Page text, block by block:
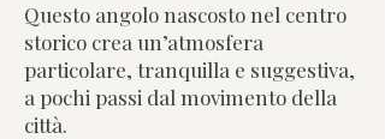
Questo angolo nascosto nel centro
storico crea un’atmosfera
particolare, tranquilla e suggestiva,
a pochi passi dal movimento della
città.